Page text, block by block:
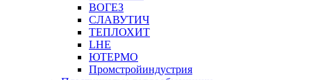
ВОГЕЗ
СЛАВУТИЧ
ТЕПЛОХИТ
LHE
ЮТЕРМО
Промстройиндустрия